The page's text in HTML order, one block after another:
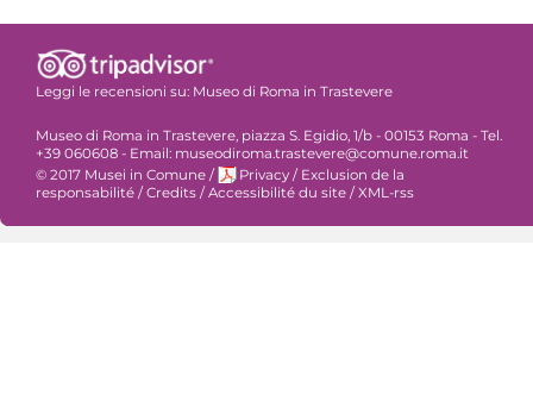
Leggi le recensioni su: Museo di Roma in Trastevere
Museo di Roma in Trastevere, piazza S. Egidio, 1/b - 00153 Roma - Tel.
+39 060608 - Email: museodiroma.trastevere@comune.roma.it
© 2017 Musei in Comune / Privacy / Exclusion de la
responsabilité / Credits / Accessibilité du site / XML-rss